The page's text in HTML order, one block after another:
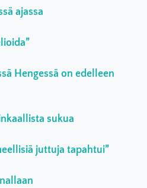
ajassa
Hengessä on edelleen
sukua
juttuja tapahtui”